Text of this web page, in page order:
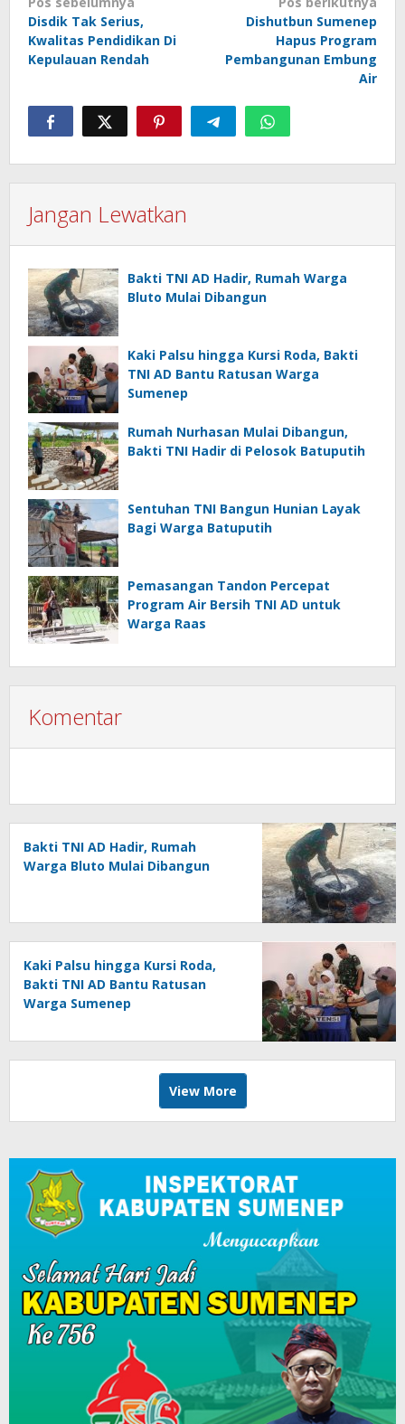
pos
Disdik Tak Serius,
Kwalitas Pendidikan Di
Kepulauan Rendah
Dishutbun Sumenep
Hapus Program
Pembangunan Embung
Air
Jangan Lewatkan
Bakti TNI AD Hadir, Rumah Warga
Bluto Mulai Dibangun
Kaki Palsu hingga Kursi Roda, Bakti
TNI AD Bantu Ratusan Warga
Sumenep
Rumah Nurhasan Mulai Dibangun,
Bakti TNI Hadir di Pelosok Batuputih
Sentuhan TNI Bangun Hunian Layak
Bagi Warga Batuputih
Pemasangan Tandon Percepat
Program Air Bersih TNI AD untuk
Warga Raas
Komentar
Bakti TNI AD Hadir, Rumah
Warga Bluto Mulai Dibangun
Kaki Palsu hingga Kursi Roda,
Bakti TNI AD Bantu Ratusan
Warga Sumenep
View More